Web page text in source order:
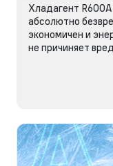
Хладагент
абсолютно
экономичен и
не причиняет